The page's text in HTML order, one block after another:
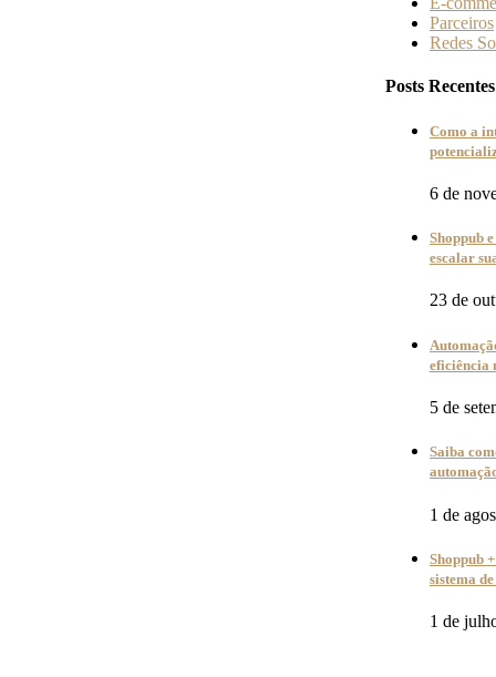
Parceiros
Redes
Posts Recentes
Como a
6 de
Shoppub
escalar
23 de
eficiência
5 de
Saiba
1 de
Shoppub
sistema
1 de